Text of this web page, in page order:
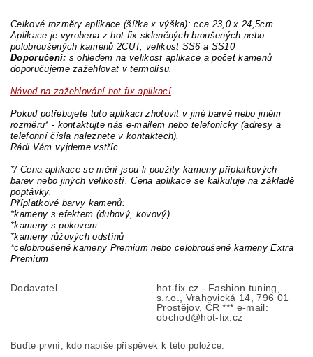
Celkové rozměry aplikace (šířka x výška): cca 23,0 x 24,5cm
Aplikace je vyrobena z hot-fix skleněných broušených nebo
polobroušených kamenů 2CUT, velikost SS6 a SS10
Doporučení: s ohledem na velikost aplikace a počet kamenů
doporučujeme zažehlovat v termolisu.
Návod na zažehlování hot-fix aplikací
Pokud potřebujete tuto aplikaci zhotovit v jiné barvě nebo jiném
rozměru* - kontaktujte nás e-mailem nebo telefonicky (adresy a
telefonní čísla naleznete v kontaktech).
Rádi Vám vyjdeme vstříc
*/ Cena aplikace se mění jsou-li použity kameny příplatkových
barev nebo jiných velikostí. Cena aplikace se kalkuluje na základě
poptávky.
Příplatkové barvy kamenů:
*kameny s efektem (duhový, kovový)
*kameny s pokovem
*kameny růžových odstínů
*celobroušené kameny Premium nebo celobroušené kameny Extra
Premium
Dodavatel
hot-fix.cz - Fashion tuning,
s.r.o., Vrahovická 14, 796 01
Prostějov, ČR *** e-mail:
obchod@hot-fix.cz
Buďte první, kdo napíše příspěvek k této položce.